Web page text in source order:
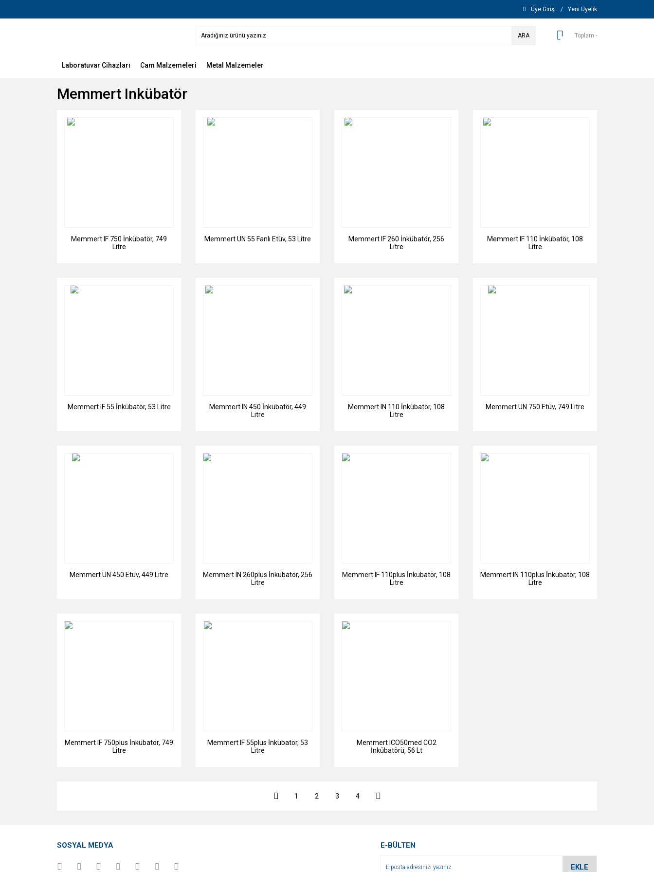
Üye Girişi / Yeni Üyelik
ARA Toplam -
Laboratuvar Cihazları Cam Malzemeleri Metal Malzemeler
Memmert Inkübatör
Memmert IF 750 İnkübatör, 749
Litre
Memmert UN 55 Fanlı Etüv, 53 Litre
Memmert IF 260 İnkübatör, 256
Litre
Memmert IF 110 İnkübatör, 108
Litre
Memmert IF 55 İnkübatör, 53 Litre
Memmert IN 450 İnkübatör, 449
Litre
Memmert IN 110 İnkübatör, 108
Litre
Memmert UN 750 Etüv, 749 Litre
Memmert UN 450 Etüv, 449 Litre
Memmert IN 260plus İnkübatör, 256
Litre
Memmert IF 110plus İnkübatör, 108
Litre
Memmert IN 110plus İnkübatör, 108
Litre
Memmert IF 750plus İnkübatör, 749
Litre
Memmert IF 55plus İnkübatör, 53
Litre
Memmert ICO50med CO2
İnkübatörü, 56 Lt
1 2 3 4
SOSYAL MEDYA E-BÜLTEN
EKLE